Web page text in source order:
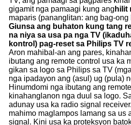
gigamit nga pamaagi kung ang hilit
maparis (pananglitan: ang bag-ong
Giunsa ang buhaton kung tang
na niya sa usa pa nga TV
kontrol) pag-reset sa Philips TV
Aron mahibal-an ang pares,
ibutang ang remote control usa ka
gikan sa logo sa Philips sa TV
nga ipadayon ang (asul) ug (pula)
Hinumdomi nga ibutang ang
kinahanglanon nga duul sa logo.
adunay usa ka radio signal
mahimo maglampos lamang sa us
signal. Kini usa ka proteksyon